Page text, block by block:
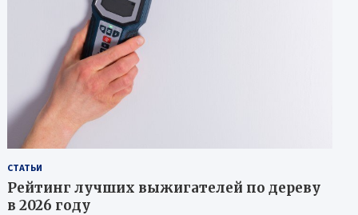
СТАТЬИ
Рейтинг лучших выжигателей по дереву
в 2026 году